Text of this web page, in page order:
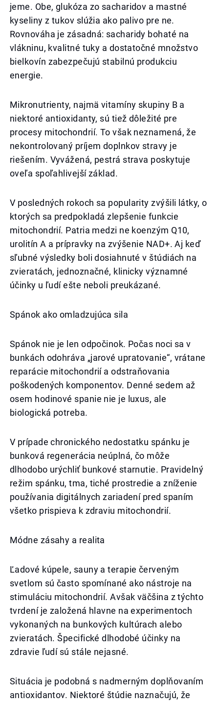
jeme. Obe, glukóza zo sacharidov a mastné
kyseliny z tukov slúžia ako palivo pre ne.
Rovnováha je zásadná: sacharidy bohaté na
vlákninu, kvalitné tuky a dostatočné množstvo
bielkovín zabezpečujú stabilnú produkciu
energie.
Mikronutrienty, najmä vitamíny skupiny B a
niektoré antioxidanty, sú tiež dôležité pre
procesy mitochondrií. To však neznamená, že
nekontrolovaný príjem doplnkov stravy je
riešením. Vyvážená, pestrá strava poskytuje
oveľa spoľahlivejší základ.
V posledných rokoch sa popularity zvýšili látky, o
ktorých sa predpokladá zlepšenie funkcie
mitochondrií. Patria medzi ne koenzým Q10,
urolitín A a prípravky na zvýšenie NAD+. Aj keď
sľubné výsledky boli dosiahnuté v štúdiách na
zvieratách, jednoznačné, klinicky významné
účinky u ľudí ešte neboli preukázané.
Spánok ako omladzujúca sila
Spánok nie je len odpočinok. Počas noci sa v
bunkách odohráva „jarové upratovanie“, vrátane
reparácie mitochondrií a odstraňovania
poškodených komponentov. Denné sedem až
osem hodinové spanie nie je luxus, ale
biologická potreba.
V prípade chronického nedostatku spánku je
bunková regenerácia neúplná, čo môže
dlhodobo urýchliť bunkové starnutie. Pravidelný
režim spánku, tma, tiché prostredie a zníženie
používania digitálnych zariadení pred spaním
všetko prispieva k zdraviu mitochondrií.
Módne zásahy a realita
Ľadové kúpele, sauny a terapie červeným
svetlom sú často spomínané ako nástroje na
stimuláciu mitochondrií. Avšak väčšina z týchto
tvrdení je založená hlavne na experimentoch
vykonaných na bunkových kultúrach alebo
zvieratách. Špecifické dlhodobé účinky na
zdravie ľudí sú stále nejasné.
Situácia je podobná s nadmerným doplňovaním
antioxidantov. Niektoré štúdie naznačujú, že